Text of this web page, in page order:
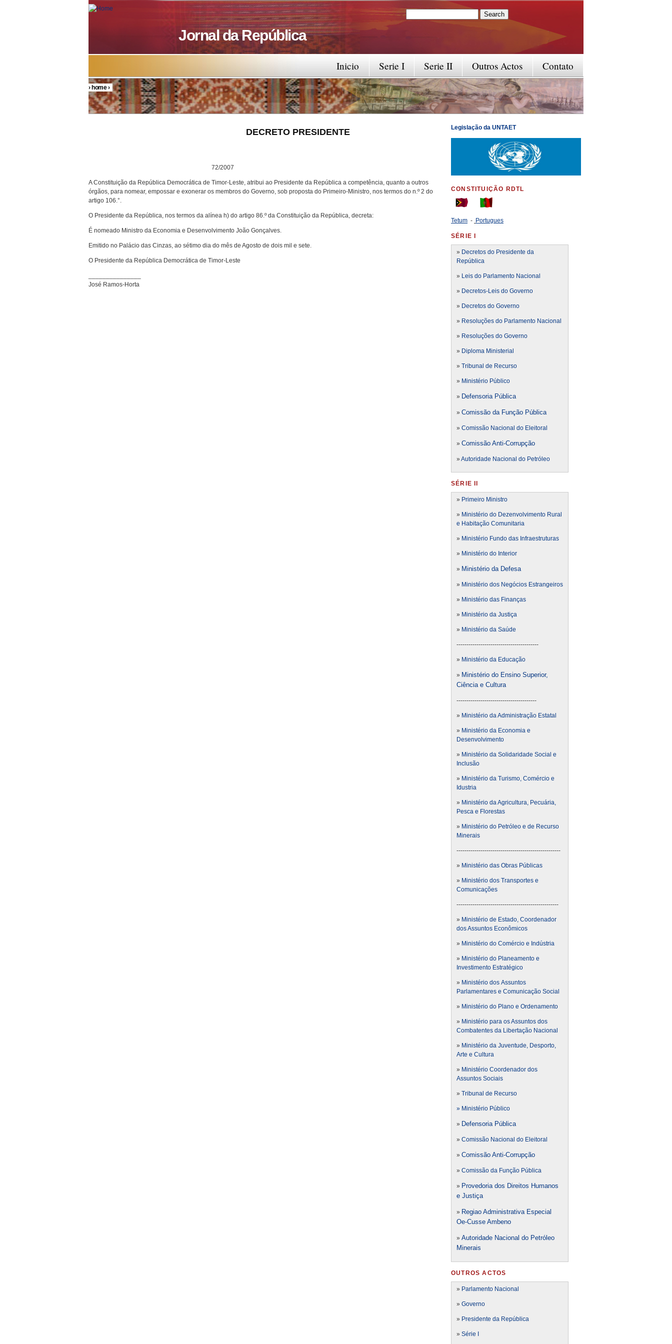
Jornal da República
Search form
Contato
Outros Actos
Serie II
Serie I
Inicio
You are here
›home›
DECRETO PRESIDENTE
72/2007
A Constituição da República Democrática de Timor-Leste, atribui ao Presidente da República a competência, quanto a outros
órgãos, para nomear, empossar e exonerar os membros do Governo, sob proposta do Primeiro-Ministro, nos termos do n.º 2 do
artigo 106.°.
O Presidente da República, nos termos da alínea h) do artigo 86.º da Constituição da República, decreta:
É nomeado Ministro da Economia e Desenvolvimento João Gonçalves.
Emitido no Palácio das Cinzas, ao sétimo dia do mês de Agosto de dois mil e sete.
O Presidente da República Democrática de Timor-Leste
José Ramos-Horta
Legislação da UNTAET
CONSTITUIÇÃO RDTL
Tetum - Portugues
SÉRIE I
» Decretos do Presidente da
República
» Leis do Parlamento Nacional
» Decretos-Leis do Governo
» Decretos do Governo
» Resoluções do Parlamento Nacional
» Resoluções do Governo
» Diploma Ministerial
» Tribunal de Recurso
» Ministério Público
» Defensoria Pública
» Comissão da Função Pública
» Comissão Nacional do Eleitoral
» Comissão Anti-Corrupção
» Autoridade Nacional do Petróleo
SÉRIE II
» Primeiro Ministro
» Ministério do Dezenvolvimento Rural
e Habitação Comunitaria
» Ministério Fundo das Infraestruturas
» Ministério do Interior
» Ministério da Defesa
» Ministério dos Negócios Estrangeiros
» Ministério das Finanças
» Ministério da Justiça
» Ministério da Saúde
-----------------------------------------
» Ministério da Educação
» Ministério do Ensino Superior,
Ciência e Cultura
----------------------------------------
» Ministério da Administração Estatal
» Ministério da Economia e
Desenvolvimento
» Ministério da Solidaridade Social e
Inclusão
» Ministério da Turismo, Comércio e
Idustria
» Ministério da Agricultura, Pecuária,
Pesca e Florestas
» Ministério do Petróleo e de Recurso
Minerais
----------------------------------------------------
» Ministério das Obras Públicas
» Ministério dos Transportes e
Comunicações
---------------------------------------------------
» Ministério de Estado, Coordenador
dos Assuntos Econômicos
» Ministério do Comércio e Indústria
» Ministério do Planeamento e
Investimento Estratégico
» Ministério dos Assuntos
Parlamentares e Comunicação Social
» Ministério do Plano e Ordenamento
» Ministério para os Assuntos dos
Combatentes da Libertação Nacional
» Ministério da Juventude, Desporto,
Arte e Cultura
» Ministério Coordenador dos
Assuntos Sociais
» Tribunal de Recurso
» Ministério Público
» Defensoria Pública
» Comissão Nacional do Eleitoral
» Comissão Anti-Corrupção
» Comissão da Função Pública
» Provedoria dos Direitos Humanos
e Justiça
» Regiao Administrativa Especial
Oe-Cusse Ambeno
» Autoridade Nacional do Petróleo
Minerais
OUTROS ACTOS
» Parlamento Nacional
» Governo
» Presidente da República
» Série I